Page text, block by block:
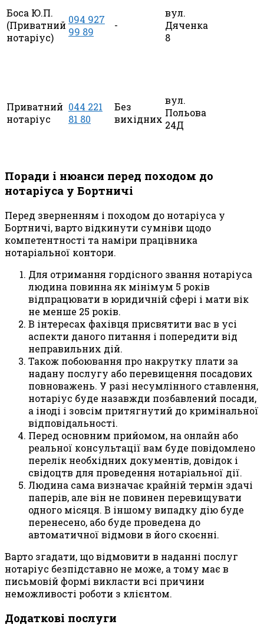
Боса Ю.П.
(Приватний
нотаріус)
094 927
99 89
-
вул.
Дяченка
8
Приватний
нотаріус
044 221
81 80
Без
вихідних
вул.
Польова
24Д
Поради і нюанси перед походом до
нотаріуса у Бортничі
Перед зверненням і походом до нотаріуса у
Бортничі, варто відкинути сумніви щодо
компетентності та наміри працівника
нотаріальної контори.
Для отримання гордісного звання нотаріуса
людина повинна як мінімум 5 років
відпрацювати в юридичній сфері і мати вік
не менше 25 років.
В інтересах фахівця присвятити вас в усі
аспекти даного питання і попередити від
неправильних дій.
Також побоювання про накрутку плати за
надану послугу або перевищення посадових
повноважень. У разі несумлінного ставлення,
нотаріус буде назавжди позбавлений посади,
а іноді і зовсім притягнутий до кримінальної
відповідальності.
Перед основним прийомом, на онлайн або
реальної консультації вам буде повідомлено
перелік необхідних документів, довідок і
свідоцтв для проведення нотаріальної дії.
Людина сама визначає крайній термін здачі
паперів, але він не повинен перевищувати
одного місяця. В іншому випадку дію буде
перенесено, або буде проведена до
автоматичної відмови в його скоєнні.
Варто згадати, що відмовити в наданні послуг
нотаріус безпідставно не може, а тому має в
письмовій формі викласти всі причини
неможливості роботи з клієнтом.
Додаткові послуги